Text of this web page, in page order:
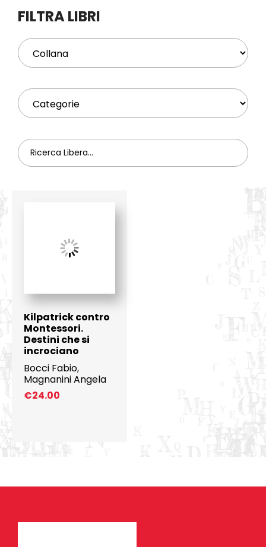
FILTRA LIBRI
Kilpatrick contro
Montessori.
Destini che si
incrociano
Bocci Fabio,
Magnanini Angela
€24.00